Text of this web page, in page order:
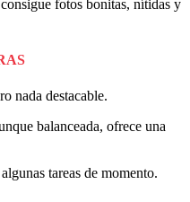
fotos bonitas, nítidas y
nada destacable.
balanceada, ofrece una
tareas de momento.